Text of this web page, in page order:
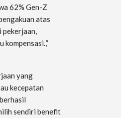
62% Gen-Z
atas
pekerjaan,
kompensasi.,”
yang
kecepatan
sendiri benefit